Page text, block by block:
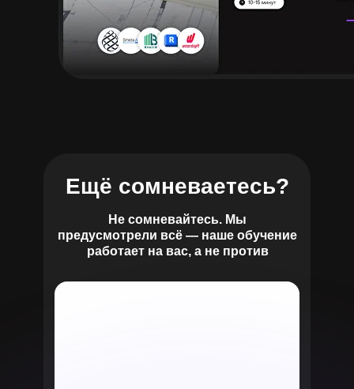
Не сомневайтесь. Мы
предусмотрели всё — наше обучение
работает на вас, а не против
Ещё сомневаетесь?